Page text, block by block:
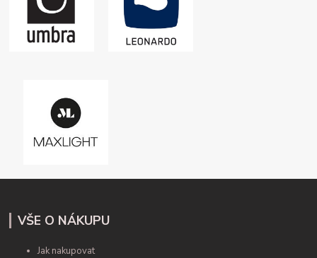
VŠE O NÁKUPU
Jak nakupovat